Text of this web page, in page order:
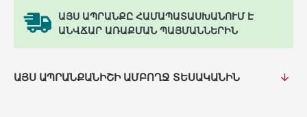
ԱՅՍ ԱՊՐԱՆՔԸ ՀԱՄԱՊԱՏԱՍԽԱՆՈՒՄ Է
ԱՆՎՃԱՐ ԱՌԱՔՄԱՆ ՊԱՅՄԱՆՆԵՐԻՆ
ԱՅՍ ԱՊՐԱՆՔԱՆԻՇԻ ԱՄԲՈՂՋ ՏԵՍԱԿԱՆԻՆ